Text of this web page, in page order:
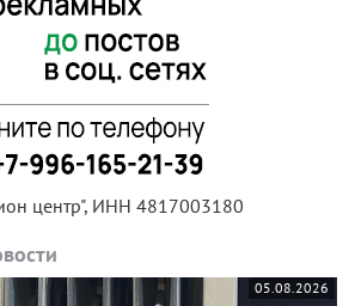
центр", ИНН 4817003180
05.08.2026